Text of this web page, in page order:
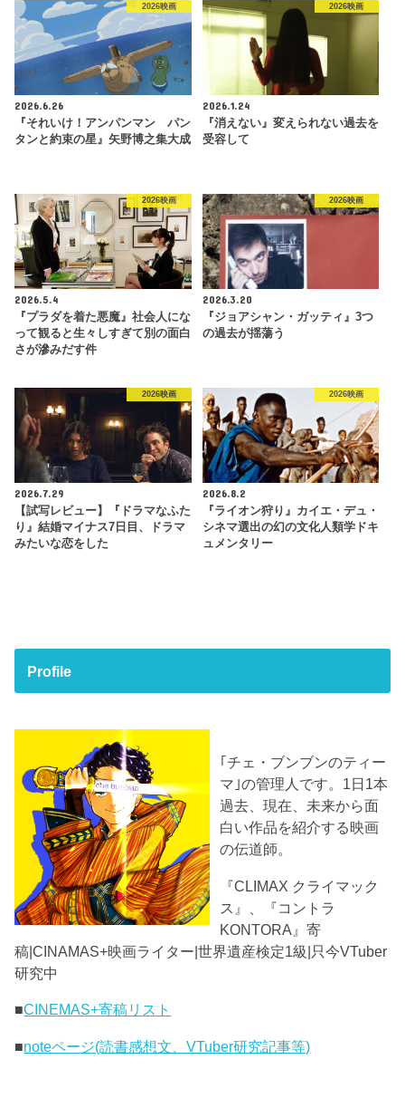
2026映画
2026.6.26
『それいけ！アンパンマン パン
タンと約束の星』矢野博之集大成
2026映画
2026.1.24
『消えない』変えられない過去を
受容して
2026映画
2026.5.4
『プラダを着た悪魔』社会人にな
って観ると生々しすぎて別の面白
さが滲みだす件
2026映画
2026.3.20
『ジョアシャン・ガッティ』3つ
の過去が揺蕩う
2026映画
2026.7.29
【試写レビュー】『ドラマなふた
り』結婚マイナス7日目、ドラマ
みたいな恋をした
2026映画
2026.8.2
『ライオン狩り』カイエ・デュ・
シネマ選出の幻の文化人類学ドキ
ュメンタリー
Profile
｢チェ・ブンブンのティー
マ｣の管理人です。1日1本
過去、現在、未来から面
白い作品を紹介する映画
の伝道師。
『CLIMAX クライマック
ス』、『コントラ
KONTORA』寄
稿|CINAMAS+映画ライター|世界遺産検定1級|只今VTuber
研究中
■CINEMAS+寄稿リスト
■noteページ(読書感想文、VTuber研究記事等)